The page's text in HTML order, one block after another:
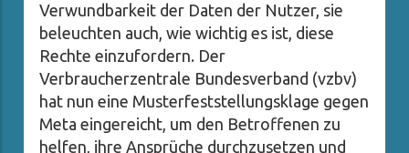
Verwundbarkeit der Daten der Nutzer, sie
beleuchten auch, wie wichtig es ist, diese
Rechte einzufordern. Der
Verbraucherzentrale Bundesverband (vzbv)
hat nun eine Musterfeststellungsklage gegen
Meta eingereicht, um den Betroffenen zu
helfen, ihre Ansprüche durchzusetzen und